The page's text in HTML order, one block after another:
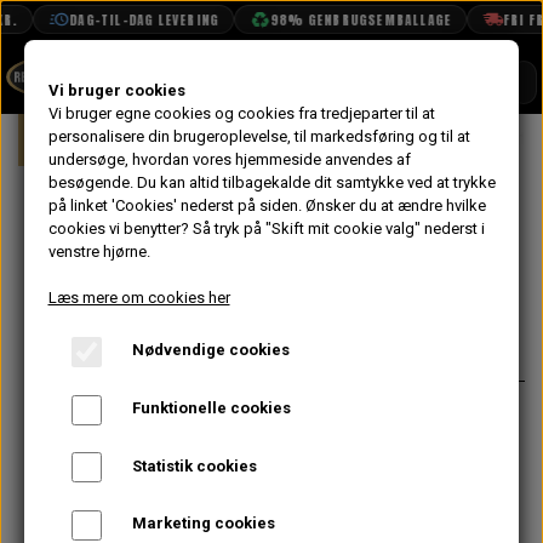
DAG-TIL-DAG LEVERING 98% GENBRUGSEMBALLAGE FRI
BOOK TID
PROJEKTER
TEKNISK DATA
VANDPOLERING
Forside Mini Karrosseri Bag Baglygte
På lager
Baglygte Plade
Varenummer: MS026R
Bruges til ombygning fra Mk2 lygter
retro look eller bare skifte rep del.
Kan både bruges til at konvertere fra
Vi bruger cookies
Vi bruger egne cookies og cookies fra tredjeparter til at
personalisere din brugeroplevelse, til markedsføring og til at
undersøge, hvordan vores hjemmeside anvendes af
besøgende. Du kan altid tilbagekalde dit samtykke ved at trykke
på linket 'Cookies' nederst på siden. Ønsker du at ændre hvilke
cookies vi benytter? Så tryk på "Skift mit cookie valg" nederst i
venstre hjørne.
Læs mere om cookies her
Nødvendige cookies
Funktionelle cookies
Statistik cookies
Marketing cookies